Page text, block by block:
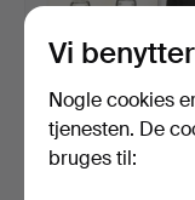
Vi
Nogle cookies
tjenesten. De
bruges til: